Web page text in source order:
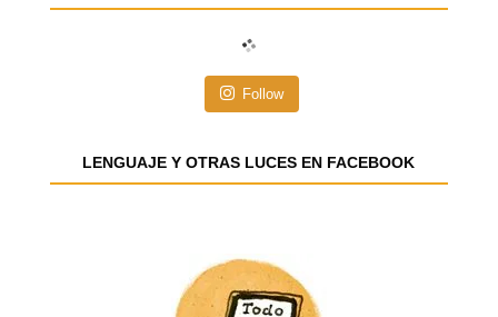
c
m
Follow
LENGUAJE Y OTRAS LUCES EN FACEBOOK